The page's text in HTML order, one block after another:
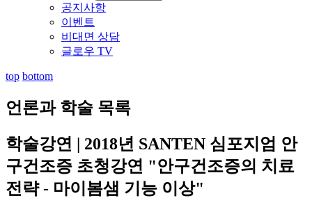
공지사항
이벤트
비대면 상담
글로우 TV
top bottom
언론과 학술 목록
학술강연 | 2018년 SANTEN 심포지엄 안
구건조증 초청강연 "안구건조증의 치료
전략 - 마이봄샘 기능 이상"